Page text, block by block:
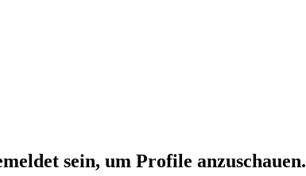
sein, um Profile anzuschauen.